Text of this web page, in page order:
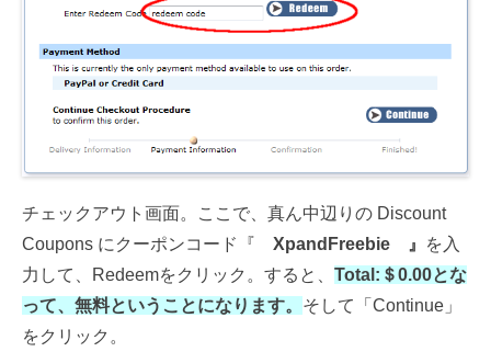
チェックアウト画面。ここで、真ん中辺りの Discount
Coupons にクーポンコード『 XpandFreebie 』
を入
力して、Redeemをクリック。すると、 Total:＄0.00とな
って、無料ということになります。 そして「Continue」
をクリック。